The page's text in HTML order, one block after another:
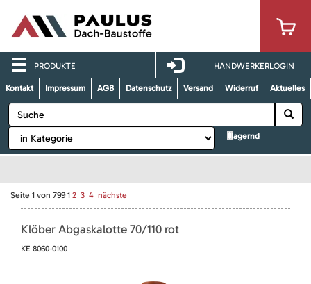
PRODUKTE HANDWERKERLOGIN
Kontakt Impressum AGB Datenschutz Versand Widerruf Aktuelles
lagernd
Seite 1 von 799 1 2 3 4 nächste
Klöber Abgaskalotte 70/110 rot
KE 8060-0100